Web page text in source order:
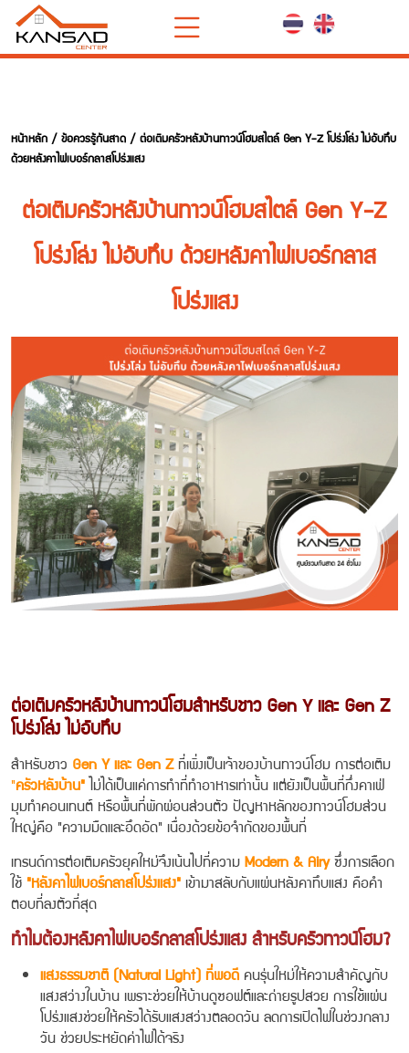
หน้าหลัก/ข้อควรรู้กันสาด/ ต่อเติมครัวหลังบ้านทาวน์โฮมสไตล์ Gen Y-Z โปร่งโล่ง ไม่อับทึบ
ด้วยหลังคาไฟเบอร์กลาสโปร่งแสง
ต่อเติมครัวหลังบ้านทาวน์โฮมสไตล์ Gen Y-Z
โปร่งโล่ง ไม่อับทึบ ด้วยหลังคาไฟเบอร์กลาส
โปร่งแสง
ต่อเติมครัวหลังบ้านทาวน์โฮมสำหรับชาว Gen Y และ Gen Z
โปร่งโล่ง ไม่อับทึบ
สำหรับชาว Gen Y และ Gen Zที่เพิ่งเป็นเจ้าของบ้านทาวน์โฮม การต่อเติม
"ครัวหลังบ้าน"ไม่ได้เป็นแค่การทำที่ทำอาหารเท่านั้น แต่ยังเป็นพื้นที่กึ่งคาเฟ่
มุมทำคอนเทนต์ หรือพื้นที่พักผ่อนส่วนตัว ปัญหาหลักของทาวน์โฮมส่วน
ใหญ่คือ "ความมืดและอึดอัด" เนื่องด้วยข้อจำกัดของพื้นที่
เทรนด์การต่อเติมครัวยุคใหม่จึงเน้นไปที่ความModern & Airyซึ่งการเลือก
ใช้"หลังคาไฟเบอร์กลาสโปร่งแสง"เข้ามาสลับกับแผ่นหลังคาทึบแสง คือคำ
ตอบที่ลงตัวที่สุด
ทำไมต้องหลังคาไฟเบอร์กลาสโปร่งแสง สำหรับครัวทาวน์โฮม?
แสงธรรมชาติ (Natural Light) ที่พอดีคนรุ่นใหม่ให้ความสำคัญกับ
แสงสว่างในบ้าน เพราะช่วยให้บ้านดูซอฟต์และถ่ายรูปสวย การใช้แผ่น
โปร่งแสงช่วยให้ครัวได้รับแสงสว่างตลอดวัน ลดการเปิดไฟในช่วงกลาง
วัน ช่วยประหยัดค่าไฟได้จริง